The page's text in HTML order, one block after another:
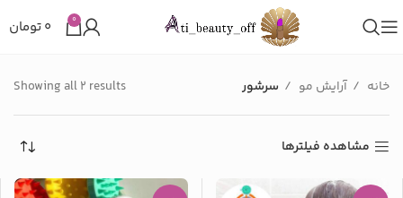
0 ۰تومان
خانه آرایش مو سرشور Showing all 2 results
مشاهده فیلترها